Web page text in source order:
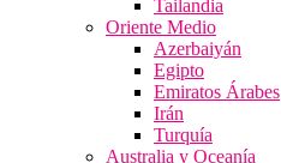
Tailandia
Oriente Medio
Azerbaiyán
Egipto
Emiratos Árabes
Irán
Turquía
Australia y Oceanía